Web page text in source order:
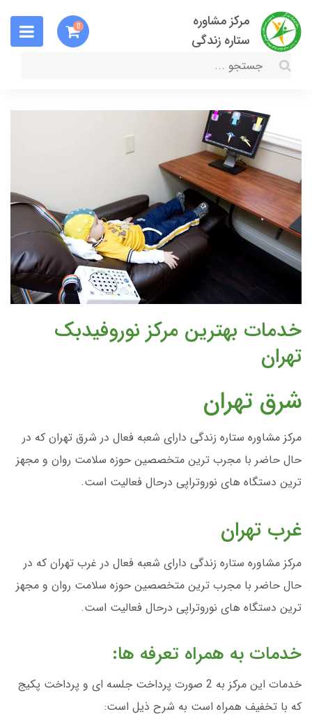
مرکز مشاوره
ستاره زندگی
0
خدمات بهترین مرکز نوروفیدبک
تهران
شرق تهران
مرکز مشاوره ستاره زندگی دارای شعبه فعال در شرق تهران که در
حال حاضر با مجرب ترین متخصصین حوزه سلامت روان و مجهز
ترین دستگاه های نوروتراپی درحال فعالیت است.
غرب تهران
مرکز مشاوره ستاره زندگی دارای شعبه فعال در غرب تهران که در
حال حاضر با مجرب ترین متخصصین حوزه سلامت روان و مجهز
ترین دستگاه های نوروتراپی درحال فعالیت است.
خدمات به همراه تعرفه ها:
خدمات این مرکز به 2 صورت پرداخت جلسه ای و پرداخت پکیج
که با تخفیف همراه است به شرح ذیل است: